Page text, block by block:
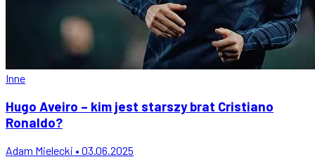
Inne
Hugo Aveiro – kim jest starszy brat Cristiano
Ronaldo?
Adam Mielecki • 03.06.2025